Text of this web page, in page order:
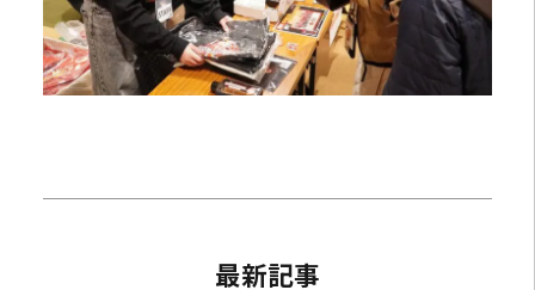
最新記事